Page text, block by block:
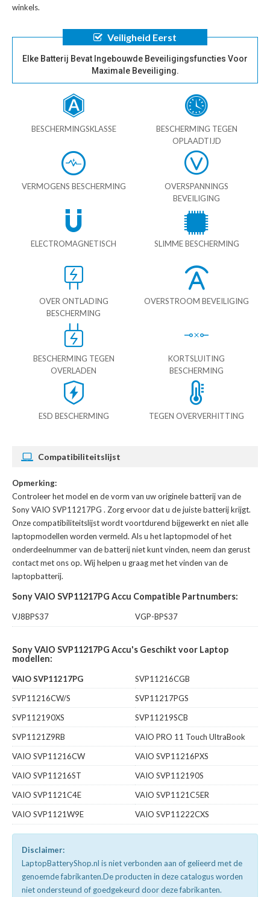
winkels.
Veiligheid Eerst
Elke Batterij Bevat Ingebouwde Beveiligingsfuncties Voor
Maximale Beveiliging.
BESCHERMINGSKLASSE
BESCHERMING TEGEN
OPLAADTIJD
VERMOGENS BESCHERMING
OVERSPANNINGS
BEVEILIGING
ELECTROMAGNETISCH SLIMME BESCHERMING
OVER ONTLADING
BESCHERMING
OVERSTROOM BEVEILIGING
BESCHERMING TEGEN
OVERLADEN
KORTSLUITING
BESCHERMING
ESD BESCHERMING TEGEN OVERVERHITTING
Compatibiliteitslijst
Opmerking:
Controleer het model en de vorm van uw originele batterij van de
Sony VAIO SVP11217PG . Zorg ervoor dat u de juiste batterij krijgt.
Onze compatibiliteitslijst wordt voortdurend bijgewerkt en niet alle
laptopmodellen worden vermeld. Als u het laptopmodel of het
onderdeelnummer van de batterij niet kunt vinden, neem dan gerust
contact met ons op. Wij helpen u graag met het vinden van de
laptopbatterij.
Sony VAIO SVP11217PG Accu Compatible Partnumbers:
VJ8BPS37 VGP-BPS37
Sony VAIO SVP11217PG Accu's Geschikt voor Laptop
modellen:
VAIO SVP11217PG
SVP11216CGB
SVP11216CW/S
SVP11217PGS
SVP112190XS
SVP11219SCB
SVP1121Z9RB
VAIO PRO 11 Touch UltraBook
VAIO SVP11216CW
VAIO SVP11216PXS
VAIO SVP11216ST
VAIO SVP112190S
VAIO SVP1121C4E
VAIO SVP1121C5ER
VAIO SVP1121W9E
VAIO SVP11222CXS
Disclaimer:
LaptopBatteryShop.nl is niet verbonden aan of gelieerd met de
genoemde fabrikanten.De producten in deze catalogus worden
niet ondersteund of goedgekeurd door deze fabrikanten.